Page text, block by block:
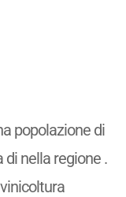
popolazione di
nella regione .